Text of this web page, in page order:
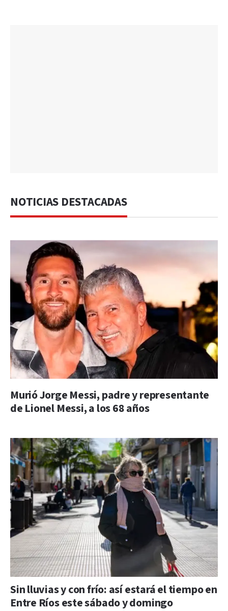
NOTICIAS DESTACADAS
Murió Jorge Messi, padre y representante
de Lionel Messi, a los 68 años
Sin lluvias y con frío: así estará el tiempo en
Entre Ríos este sábado y domingo